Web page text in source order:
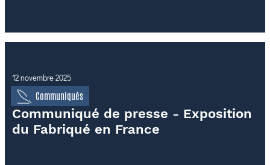
12 novembre 2025
Communiqués
Communiqué de presse - Exposition
du Fabriqué en France